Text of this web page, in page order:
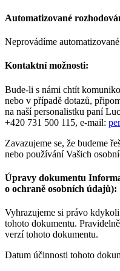
Automatizované
Neprovádíme
Kontaktní možnosti:
Bude-li s námi chtít
nebo v případě dotazů,
na naší personalistku paní
+420 731 500 115, e-mail:
Zavazujeme se, že budeme
nebo používání Vašich
Úpravy dokumentu
o ochraně osobních údajů):
Vyhrazujeme si právo
tohoto dokumentu.
verzí tohoto dokumentu.
Datum účinnosti tohoto